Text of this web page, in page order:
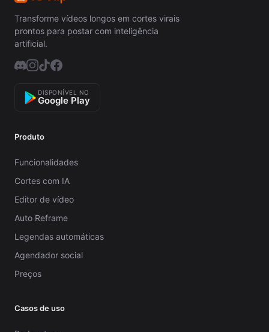
Transforme vídeos longos em cortes virais
prontos para postar com inteligência
artificial.
DISPONÍVEL NO
Google Play
Produto
Funcionalidades
Cortes com IA
Editor de vídeo
Auto Reframe
Legendas automáticas
Agendador social
Preços
Casos de uso